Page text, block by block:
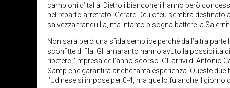
campioni d’Italia. Dietro i bianconeri hanno però
nel reparto arretrato. Gerard Deulofeu sembra
salvezza tranquilla, ma intanto bisogna battere la
Non sarà però una sfida semplice perché dall’altra
sconfitte di fila. Gli amaranto hanno avuto la possibilità
ripetere l’impresa dell’anno scorso. Gli arrivi di Antonio
Samp che garantirà anche tanta esperienza. Queste
l’Udinese si impose per 0-4, ma quello fu anche il giorno